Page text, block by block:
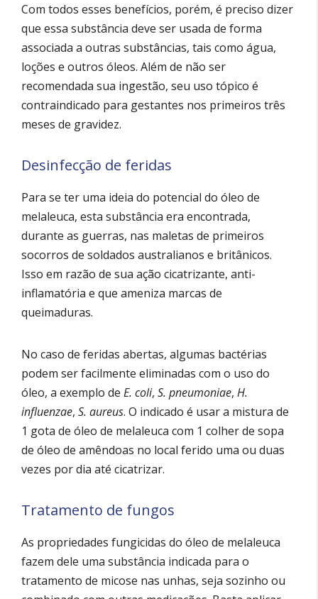
Com todos esses benefícios, porém, é preciso dizer
que essa substância deve ser usada de forma
associada a outras substâncias, tais como água,
loções e outros óleos. Além de não ser
recomendada sua ingestão, seu uso tópico é
contraindicado para gestantes nos primeiros três
meses de gravidez.
Desinfecção de feridas
Para se ter uma ideia do potencial do óleo de
melaleuca, esta substância era encontrada,
durante as guerras, nas maletas de primeiros
socorros de soldados australianos e britânicos.
Isso em razão de sua ação cicatrizante, anti-
inflamatória e que ameniza marcas de
queimaduras.
No caso de feridas abertas, algumas bactérias
podem ser facilmente eliminadas com o uso do
óleo, a exemplo de E. coli, S. pneumoniae, H.
influenzae, S. aureus. O indicado é usar a mistura de
1 gota de óleo de melaleuca com 1 colher de sopa
de óleo de amêndoas no local ferido uma ou duas
vezes por dia até cicatrizar.
Tratamento de fungos
As propriedades fungicidas do óleo de melaleuca
fazem dele uma substância indicada para o
tratamento de micose nas unhas, seja sozinho ou